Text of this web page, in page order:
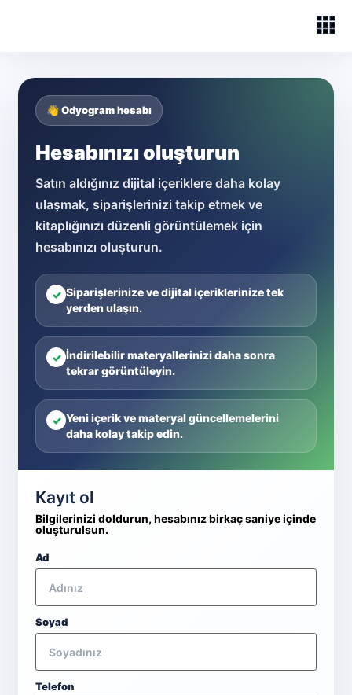
👋 Odyogram hesabı
Hesabınızı oluşturun
Satın aldığınız dijital içeriklere daha kolay
ulaşmak, siparişlerinizi takip etmek ve
kitaplığınızı düzenli görüntülemek için
hesabınızı oluşturun.
✓ Siparişlerinize ve dijital içeriklerinize tek
yerden ulaşın.
✓ İndirilebilir materyallerinizi daha sonra
tekrar görüntüleyin.
✓ Yeni içerik ve materyal güncellemelerini
daha kolay takip edin.
Kayıt ol
Bilgilerinizi doldurun, hesabınız birkaç saniye içinde
oluşturulsun.
Ad
Soyad
Telefon